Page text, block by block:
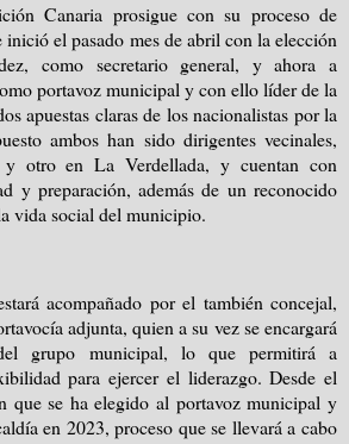
Canaria prosigue con su proceso de
el pasado mes de abril con la elección
como secretario general, y ahora a
portavoz municipal y con ello líder de la
apuestas claras de los nacionalistas por la
ambos han sido dirigentes vecinales,
otro en La Verdellada, y cuentan con
y preparación, además de un reconocido
vida social del municipio.
acompañado por el también concejal,
adjunta, quien a su vez se encargará
grupo municipal, lo que permitirá a
para ejercer el liderazgo. Desde el
que se ha elegido al portavoz municipal y
en 2023, proceso que se llevará a cabo